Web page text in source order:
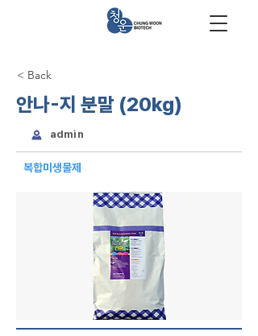
< Back
안나-지 분말 (20kg)
admin
복합미생물제